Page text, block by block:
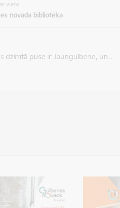
vieta
novada bibliotēka
dzimtā puse ir Jaungulbene, un…